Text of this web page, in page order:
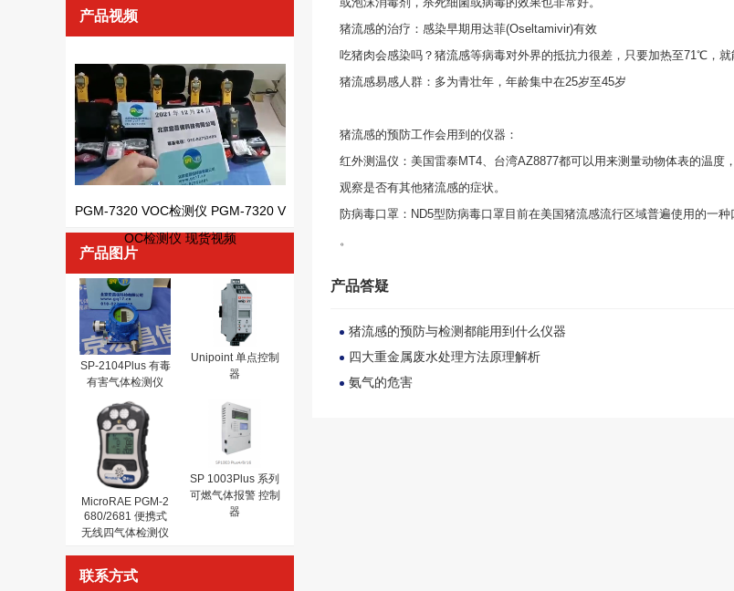
产品视频
PGM-7320 VOC检测仪 PGM-7320 V
OC检测仪 现货视频
产品图片
SP-2104Plus 有毒
有害气体检测仪
Unipoint 单点控制
器
MicroRAE PGM-2
680/2681 便携式
无线四气体检测仪
SP 1003Plus 系列
可燃气体报警 控制
器
联系方式
猪流感的治疗：感染早期用达菲(Oseltamivir)有效
吃猪肉会感染吗？猪流感等病毒对外界的抵抗力很差，只要加热至71℃，就
猪流感易感人群：多为青壮年，年龄集中在25岁至45岁
猪流感的预防工作会用到的仪器：
红外测温仪：美国雷泰MT4、台湾AZ8877都可以用来测量动物体表的温
观察是否有其他猪流感的症状。
防病毒口罩：ND5型防病毒口罩目前在美国猪流感流行区域普遍使用的一
。
产品答疑
猪流感的预防与检测都能用到什么仪器
四大重金属废水处理方法原理解析
氨气的危害